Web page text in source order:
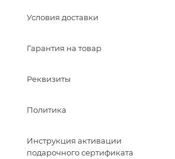
Условия доставки
Гарантия на товар
Реквизиты
Политика
Инструкция активации
подарочного сертификата